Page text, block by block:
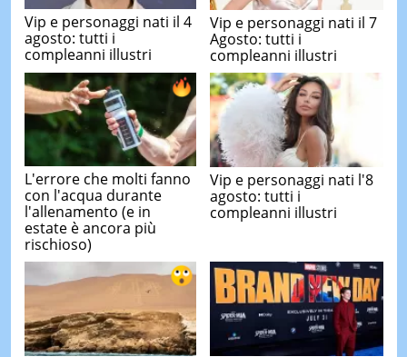
Vip e personaggi nati il 4
agosto: tutti i
compleanni illustri
Vip e personaggi nati il 7
Agosto: tutti i
compleanni illustri
L'errore che molti fanno
con l'acqua durante
l'allenamento (e in
estate è ancora più
rischioso)
Vip e personaggi nati l'8
agosto: tutti i
compleanni illustri